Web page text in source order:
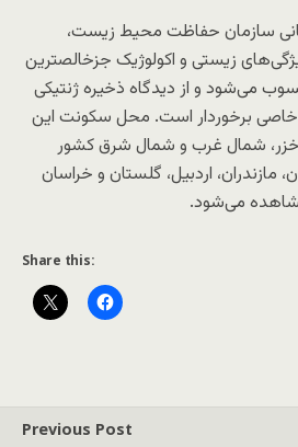
سازمان حفاظت محیط زیست،
زیستی و اکولوژیک جزخالص‏ترین
می‏‌شود و از دیدگاه ذخیره ژنتیکی
خاصی برخوردار است. محل سکونت این
خزر، شمال غرب و شمال شرق کشور
مازندران، اردبیل، گلستان و خراسان
می‌شود.
Share this:
Previous Post